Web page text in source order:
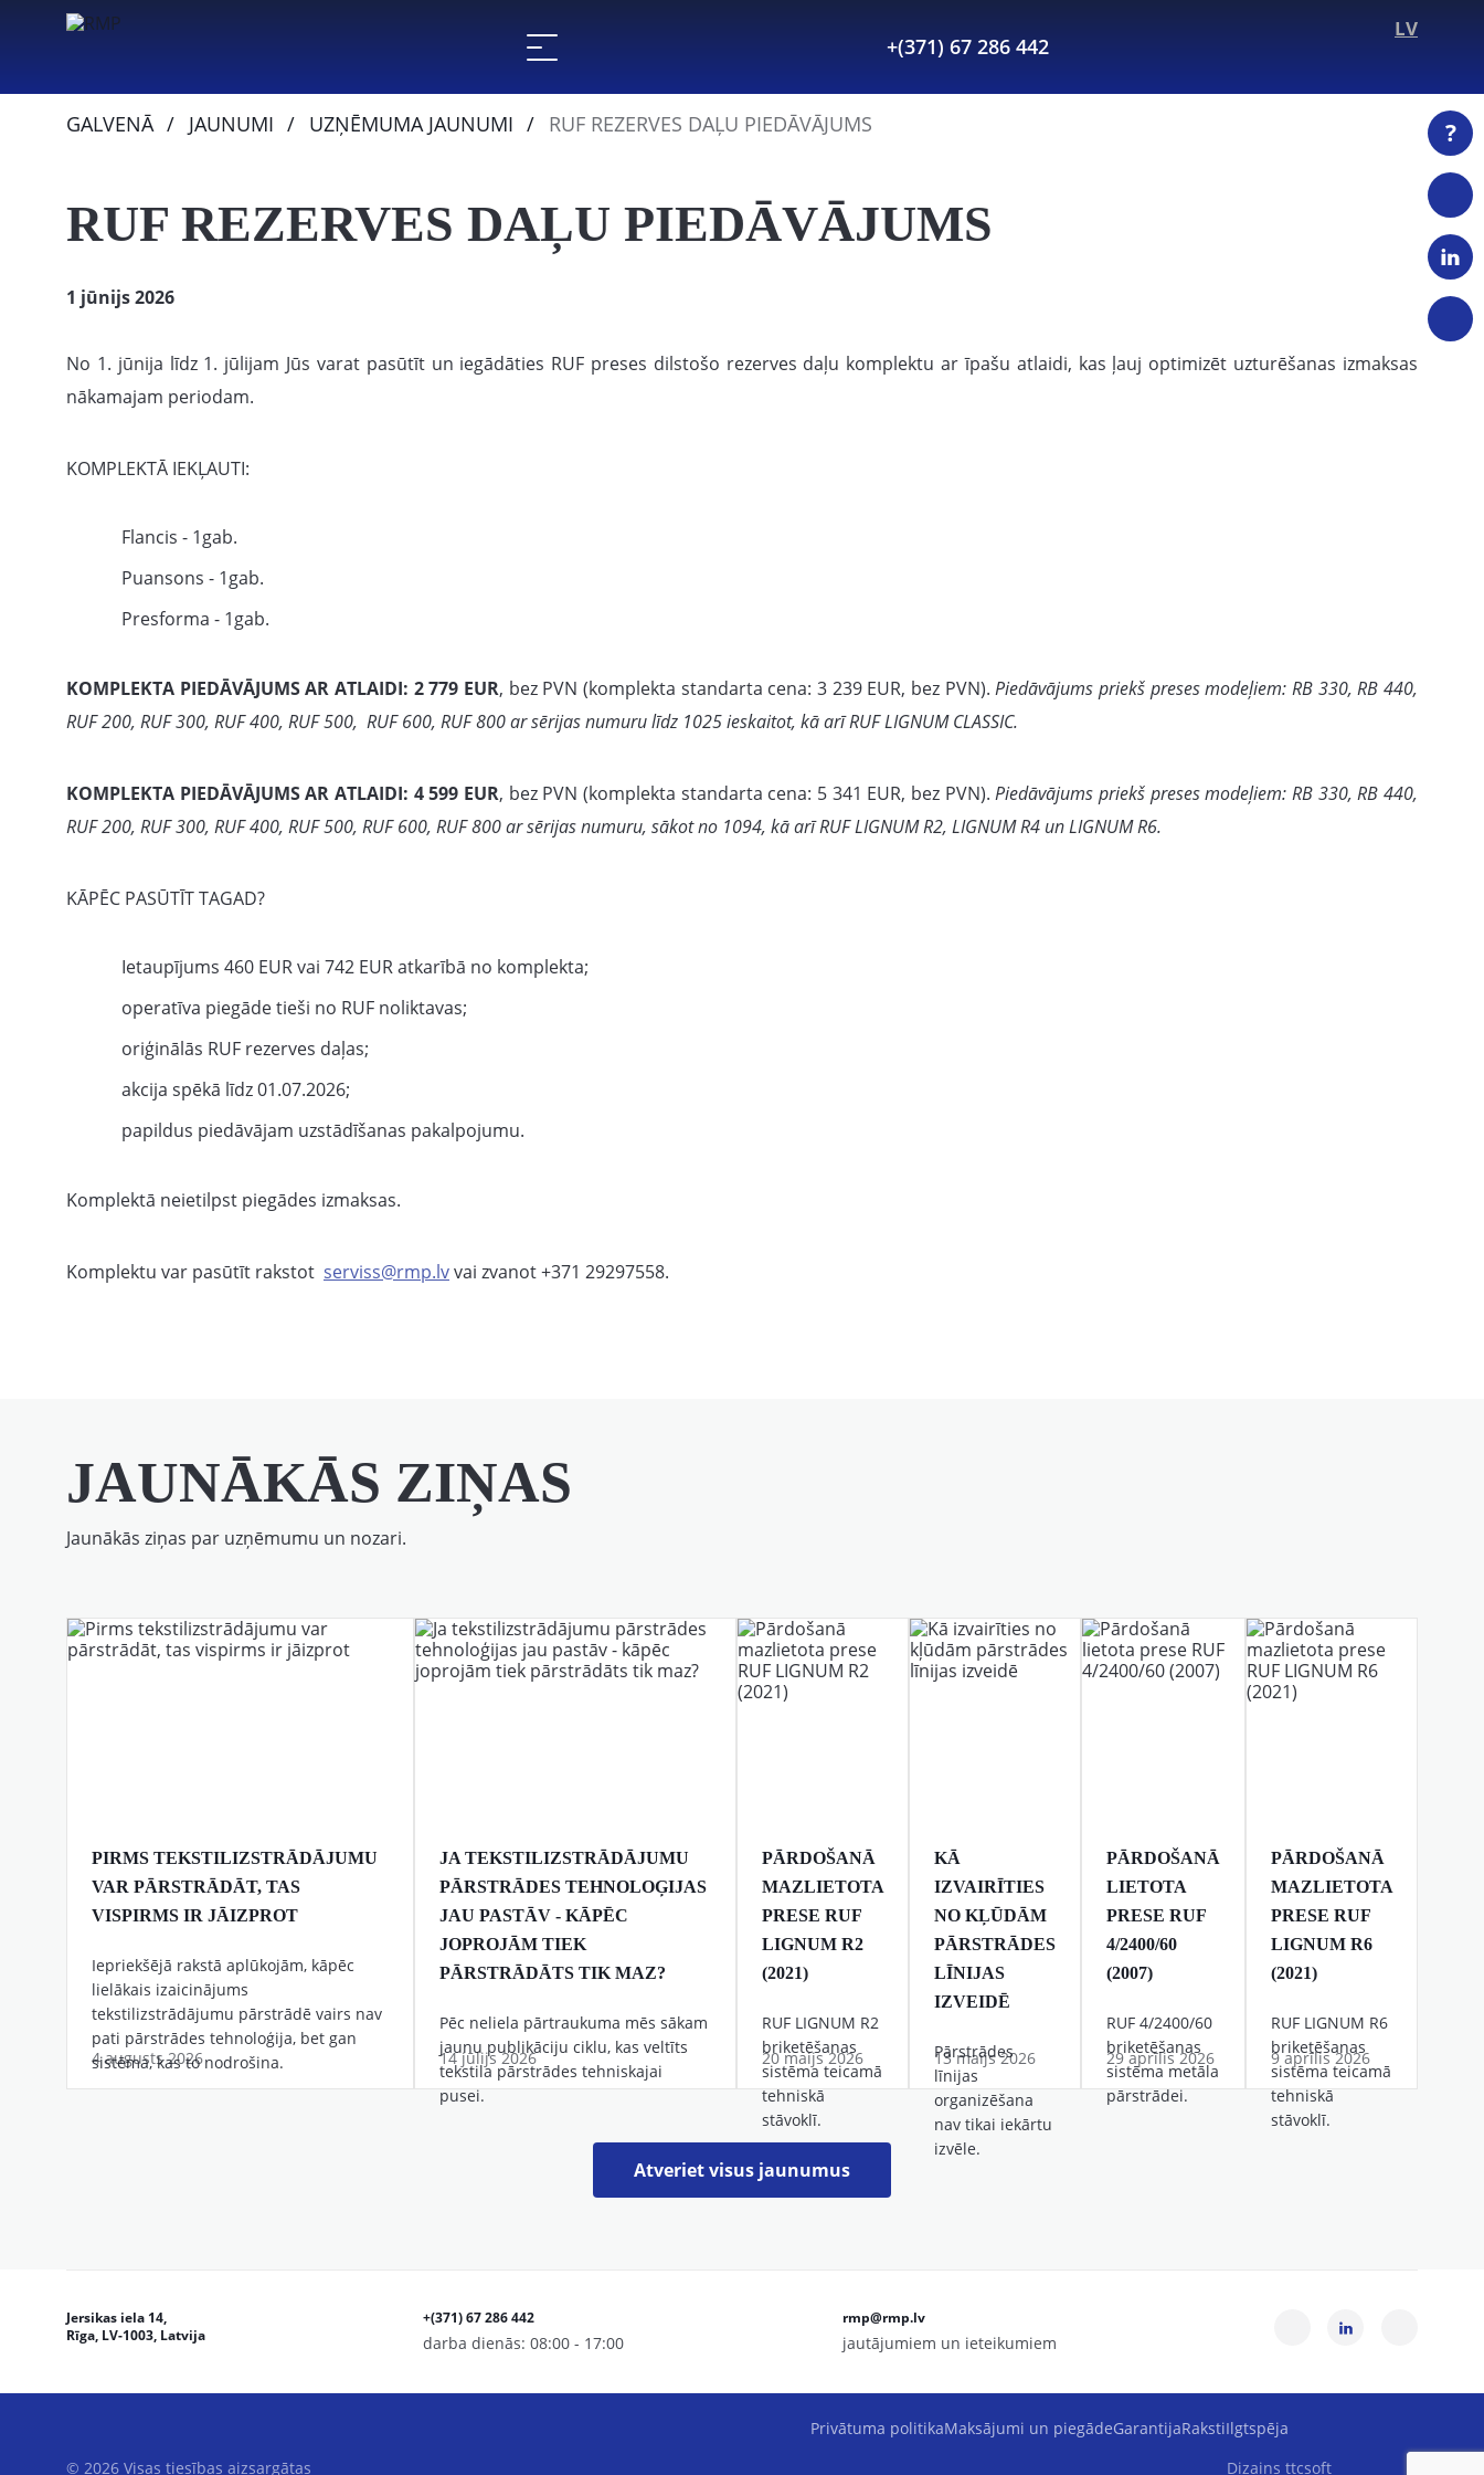
+(371) 67 286 442
LV
?
GALVENĀ JAUNUMI UZŅĒMUMA JAUNUMI RUF REZERVES DAĻU PIEDĀVĀJUMS
RUF REZERVES DAĻU PIEDĀVĀJUMS
1 jūnijs 2026
No 1. jūnija līdz 1. jūlijam Jūs varat pasūtīt un iegādāties RUF preses dilstošo rezerves daļu komplektu ar īpašu atlaidi, kas ļauj optimizēt uzturēšanas izmaksas
nākamajam periodam.
KOMPLEKTĀ IEKĻAUTI:
Flancis - 1gab.
Puansons - 1gab.
Presforma - 1gab.
KOMPLEKTA PIEDĀVĀJUMS AR ATLAIDI: 2 779 EUR, bez PVN (komplekta standarta cena: 3 239 EUR, bez PVN).Piedāvājums priekš preses modeļiem: RB 330, RB 440,
RUF 200, RUF 300, RUF 400, RUF 500, RUF 600, RUF 800 ar sērijas numuru līdz 1025 ieskaitot, kā arī RUF LIGNUM CLASSIC.
KOMPLEKTA PIEDĀVĀJUMS AR ATLAIDI: 4 599 EUR, bez PVN (komplekta standarta cena: 5 341 EUR, bez PVN).Piedāvājums priekš preses modeļiem: RB 330, RB 440,
RUF 200, RUF 300, RUF 400, RUF 500, RUF 600, RUF 800 ar sērijas numuru, sākot no 1094, kā arī RUF LIGNUM R2, LIGNUM R4 un LIGNUM R6.
KĀPĒC PASŪTĪT TAGAD?
Ietaupījums 460 EUR vai 742 EUR atkarībā no komplekta;
operatīva piegāde tieši no RUF noliktavas;
oriģinālās RUF rezerves daļas;
akcija spēkā līdz 01.07.2026;
papildus piedāvājam uzstādīšanas pakalpojumu.
Komplektā neietilpst piegādes izmaksas.
Komplektu var pasūtīt rakstot serviss@rmp.lvvai zvanot +371 29297558.
JAUNĀKĀS ZIŅAS
Jaunākās ziņas par uzņēmumu un nozari.
PIRMS TEKSTILIZSTRĀDĀJUMU
VAR PĀRSTRĀDĀT, TAS
VISPIRMS IR JĀIZPROT
Iepriekšējā rakstā aplūkojām, kāpēc
lielākais izaicinājums
tekstilizstrādājumu pārstrādē vairs nav
pati pārstrādes tehnoloģija, bet gan
sistēma, kas to nodrošina.
4 augusts 2026
JA TEKSTILIZSTRĀDĀJUMU
PĀRSTRĀDES TEHNOLOĢIJAS
JAU PASTĀV - KĀPĒC
JOPROJĀM TIEK
PĀRSTRĀDĀTS TIK MAZ?
Pēc neliela pārtraukuma mēs sākam
jaunu publikāciju ciklu, kas veltīts
tekstila pārstrādes tehniskajai
pusei.
14 jūlijs 2026
PĀRDOŠANĀ
MAZLIETOTA
PRESE RUF
LIGNUM R2
(2021)
RUF LIGNUM R2
briketēšanas
sistēma teicamā
tehniskā
stāvoklī.
20 maijs 2026
KĀ
IZVAIRĪTIES
NO KĻŪDĀM
PĀRSTRĀDES
LĪNIJAS
IZVEIDĒ
Pārstrādes
līnijas
organizēšana
nav tikai iekārtu
izvēle.
13 maijs 2026
PĀRDOŠANĀ
LIETOTA
PRESE RUF
4/2400/60
(2007)
RUF 4/2400/60
briketēšanas
sistēma metāla
pārstrādei.
29 aprīlis 2026
PĀRDOŠANĀ
MAZLIETOTA
PRESE RUF
LIGNUM R6
(2021)
RUF LIGNUM R6
briketēšanas
sistēma teicamā
tehniskā
stāvoklī.
9 aprīlis 2026
Atveriet visus jaunumus
Jersikas iela 14,
Rīga, LV-1003, Latvija
darba dienās: 08:00 - 17:00
+(371) 67 286 442
jautājumiem un ieteikumiem
rmp@rmp.lv
Privātuma politikaMaksājumi un piegādeGarantijaRakstiIlgtspēja
© 2026 Visas tiesības aizsargātas
Dizains ttcsoft